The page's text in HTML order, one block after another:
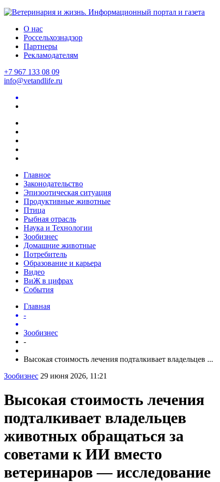
О нас
Россельхознадзор
Партнеры
Рекламодателям
+7 967 133 08 09
info@vetandlife.ru
Главное
Законодательство
Эпизоотическая ситуация
Продуктивные животные
Птица
Рыбная отрасль
Наука и Технологии
Зообизнес
Домашние животные
Потребитель
Образование и карьера
Видео
ВиЖ в цифрах
События
Главная
-
Зообизнес
-
Высокая стоимость лечения подталкивает владельцев ...
Зообизнес 29 июня 2026, 11:21
Высокая стоимость лечения
подталкивает владельцев
животных обращаться за
советами к ИИ вместо
ветеринаров — исследование